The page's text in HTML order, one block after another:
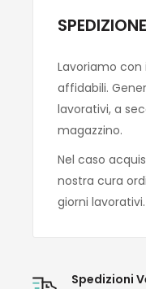
SPEDIZIONE
Lavoriamo con
affidabili.
lavorativi, a
magazzino.
Nel caso
nostra cura
giorni lavorativi.
Spedizioni